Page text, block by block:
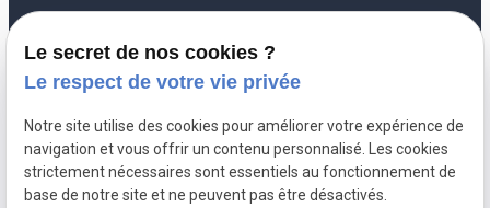
Inscription à la newsletter
Le secret de nos cookies ?
Le respect de votre vie privée
Notre site utilise des cookies pour améliorer votre expérience de
navigation et vous offrir un contenu personnalisé. Les cookies
strictement nécessaires sont essentiels au fonctionnement de
base de notre site et ne peuvent pas être désactivés.